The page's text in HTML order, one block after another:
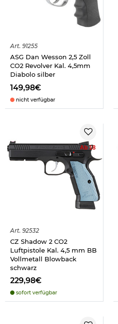
Art. 91255
ASG Dan Wesson 2,5 Zoll
CO2 Revolver Kal. 4,5mm
Diabolo silber
149,98€
nicht verfügbar
Ab 18
Art. 92532
CZ Shadow 2 CO2
Luftpistole Kal. 4,5 mm BB
Vollmetall Blowback
schwarz
229,98€
sofort verfügbar